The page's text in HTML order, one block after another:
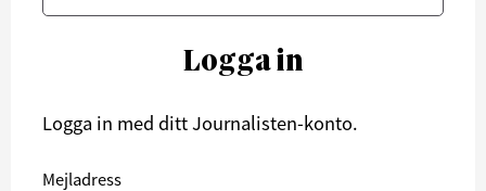
Logga in
Logga in med ditt Journalisten-konto.
Mejladress